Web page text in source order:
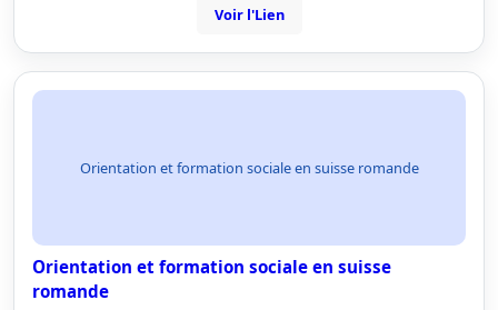
Voir l'Lien
Orientation et formation sociale en suisse romande
Orientation et formation sociale en suisse
romande